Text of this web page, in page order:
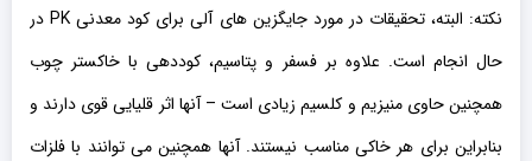
نکته: البته، تحقیقات در مورد جایگزین های آلی برای کود معدنی PK در
حال انجام است. علاوه بر فسفر و پتاسیم، کوددهی با خاکستر چوب
همچنین حاوی منیزیم و کلسیم زیادی است – آنها اثر قلیایی قوی دارند و
بنابراین برای هر خاکی مناسب نیستند. آنها همچنین می توانند با فلزات